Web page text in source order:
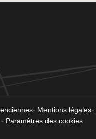
Mentions légales
Paramètres des cookies